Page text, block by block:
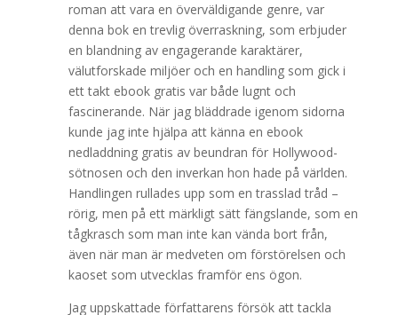
roman att vara en överväldigande genre, var
denna bok en trevlig överraskning, som erbjuder
en blandning av engagerande karaktärer,
välutforskade miljöer och en handling som gick i
ett takt ebook gratis var både lugnt och
fascinerande. När jag bläddrade igenom sidorna
kunde jag inte hjälpa att känna en ebook
nedladdning gratis av beundran för Hollywood-
sötnosen och den inverkan hon hade på världen.
Handlingen rullades upp som en trasslad tråd –
rörig, men på ett märkligt sätt fängslande, som en
tågkrasch som man inte kan vända bort från,
även när man är medveten om förstörelsen och
kaoset som utvecklas framför ens ögon.
Jag uppskattade författarens försök att tackla